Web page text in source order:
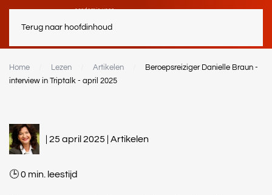
Terug naar hoofdinhoud
Home Lezen Artikelen
Beroepsreiziger Danielle Braun -
interview in Triptalk - april 2025
| 25 april 2025 | Artikelen
0 min.